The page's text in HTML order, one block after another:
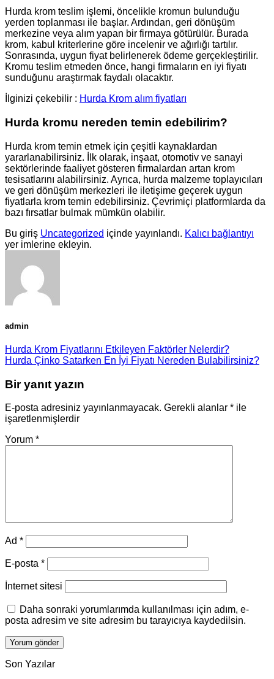
Hurda krom teslim işlemi, öncelikle kromun bulunduğu
yerden toplanması ile başlar. Ardından, geri dönüşüm
merkezine veya alım yapan bir firmaya götürülür. Burada
krom, kabul kriterlerine göre incelenir ve ağırlığı tartılır.
Sonrasında, uygun fiyat belirlenerek ödeme gerçekleştirilir.
Kromu teslim etmeden önce, hangi firmaların en iyi fiyatı
sunduğunu araştırmak faydalı olacaktır.
İlginizi çekebilir : Hurda Krom alım fiyatları
Hurda kromu nereden temin edebilirim?
Hurda krom temin etmek için çeşitli kaynaklardan
yararlanabilirsiniz. İlk olarak, inşaat, otomotiv ve sanayi
sektörlerinde faaliyet gösteren firmalardan artan krom
tesisatlarını alabilirsiniz. Ayrıca, hurda malzeme toplayıcıları
ve geri dönüşüm merkezleri ile iletişime geçerek uygun
fiyatlarla krom temin edebilirsiniz. Çevrimiçi platformlarda da
bazı fırsatlar bulmak mümkün olabilir.
Bu giriş Uncategorized içinde yayınlandı. Kalıcı bağlantıyı
yer imlerine ekleyin.
admin
Hurda Krom Fiyatlarını Etkileyen Faktörler Nelerdir?
Hurda Çinko Satarken En İyi Fiyatı Nereden Bulabilirsiniz?
Bir yanıt yazın
E-posta adresiniz yayınlanmayacak. Gerekli alanlar * ile
işaretlenmişlerdir
Yorum *
Ad *
E-posta *
İnternet sitesi
Daha sonraki yorumlarımda kullanılması için adım, e-
posta adresim ve site adresim bu tarayıcıya kaydedilsin.
Son Yazılar